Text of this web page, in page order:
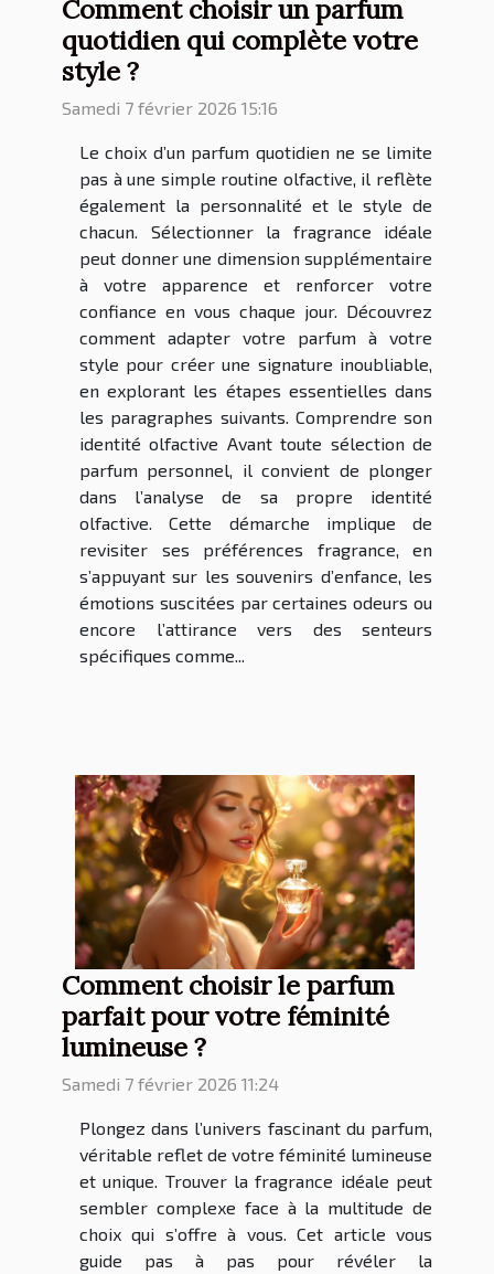
Comment choisir un parfum
quotidien qui complète votre
style ?
Samedi 7 février 2026 15:16
Le choix d’un parfum quotidien ne se limite
pas à une simple routine olfactive, il reflète
également la personnalité et le style de
chacun. Sélectionner la fragrance idéale
peut donner une dimension supplémentaire
à votre apparence et renforcer votre
confiance en vous chaque jour. Découvrez
comment adapter votre parfum à votre
style pour créer une signature inoubliable,
en explorant les étapes essentielles dans
les paragraphes suivants. Comprendre son
identité olfactive Avant toute sélection de
parfum personnel, il convient de plonger
dans l’analyse de sa propre identité
olfactive. Cette démarche implique de
revisiter ses préférences fragrance, en
s’appuyant sur les souvenirs d’enfance, les
émotions suscitées par certaines odeurs ou
encore l’attirance vers des senteurs
spécifiques comme...
Comment choisir le parfum
parfait pour votre féminité
lumineuse ?
Samedi 7 février 2026 11:24
Plongez dans l’univers fascinant du parfum,
véritable reflet de votre féminité lumineuse
et unique. Trouver la fragrance idéale peut
sembler complexe face à la multitude de
choix qui s’offre à vous. Cet article vous
guide pas à pas pour révéler la